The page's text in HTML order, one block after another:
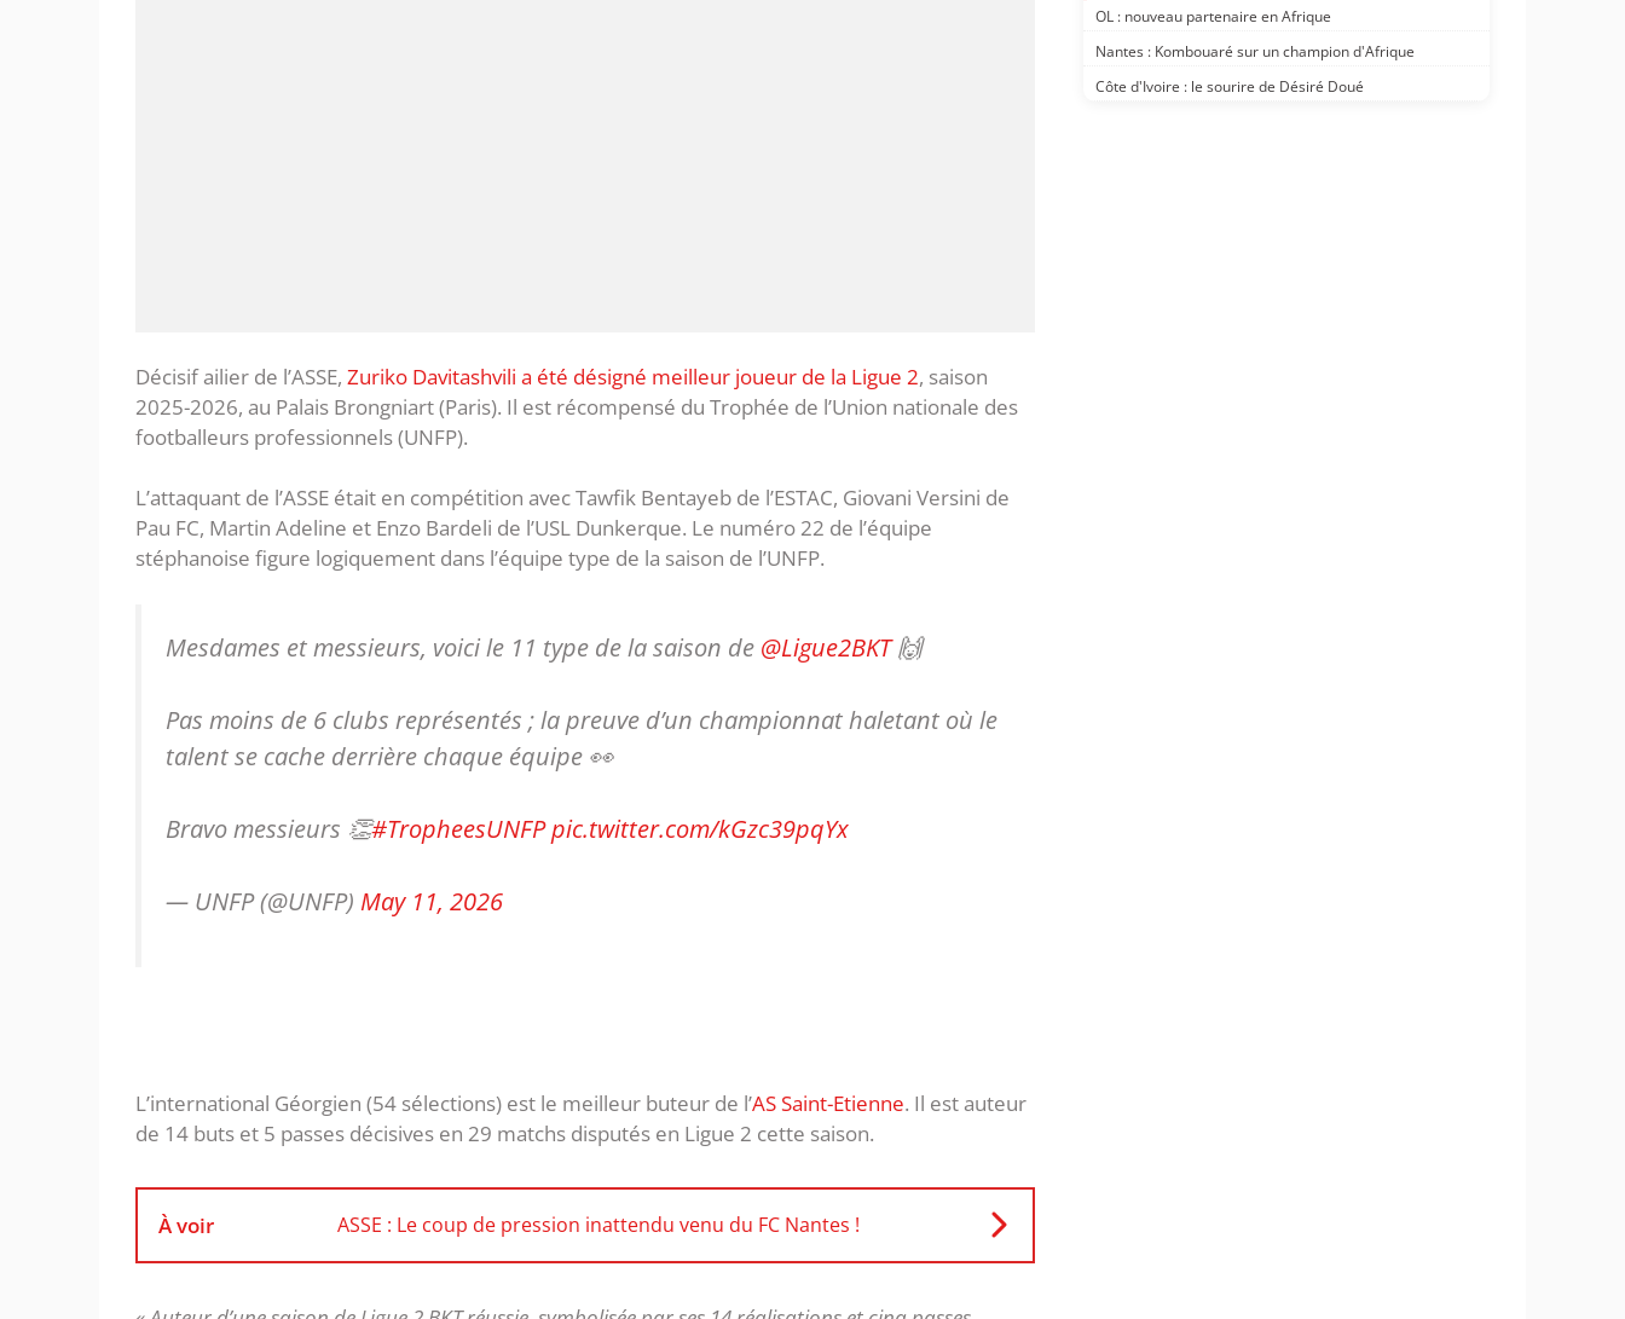
Décisif ailier de l’ASSE, Zuriko Davitashvili a été désigné meilleur joueur de la Ligue 2, saison
2025-2026, au Palais Brongniart (Paris). Il est récompensé du Trophée de l’Union nationale des
footballeurs professionnels (UNFP).
L’attaquant de l’ASSE était en compétition avec Tawfik Bentayeb de l’ESTAC, Giovani Versini de
Pau FC, Martin Adeline et Enzo Bardeli de l’USL Dunkerque. Le numéro 22 de l’équipe
stéphanoise figure logiquement dans l’équipe type de la saison de l’UNFP.
Mesdames et messieurs, voici le 11 type de la saison de @Ligue2BKT🙌
Pas moins de 6 clubs représentés ; la preuve d’un championnat haletant où le
talent se cache derrière chaque équipe 👀
Bravo messieurs 👏#TropheesUNFPpic.twitter.com/kGzc39pqYx
— UNFP (@UNFP) May 11, 2026
L’international Géorgien (54 sélections) est le meilleur buteur de l’AS Saint-Etienne. Il est auteur
de 14 buts et 5 passes décisives en 29 matchs disputés en Ligue 2 cette saison.
À voir ASSE : Le coup de pression inattendu venu du FC Nantes !
OL : nouveau partenaire en Afrique
Nantes : Kombouaré sur un champion d'Afrique
Côte d'Ivoire : le sourire de Désiré Doué